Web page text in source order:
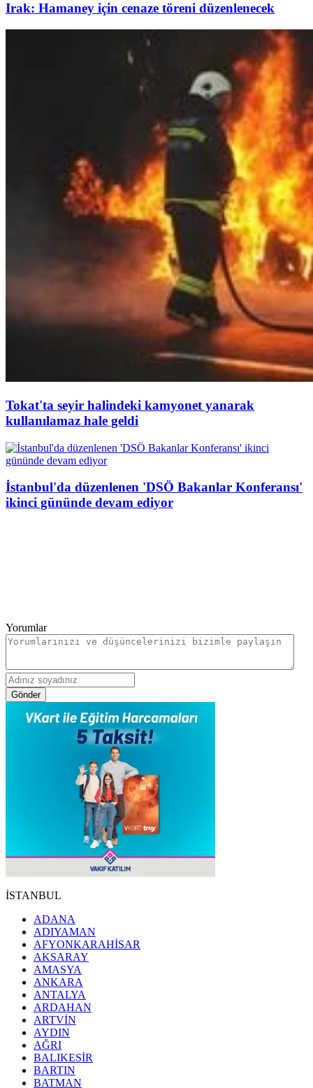
Irak: Hamaney için cenaze töreni düzenlenecek
Tokat'ta seyir halindeki kamyonet yanarak
kullanılamaz hale geldi
İstanbul'da düzenlenen 'DSÖ Bakanlar Konferansı'
ikinci gününde devam ediyor
Yorumlar
Gönder
İSTANBUL
ADANA
ADIYAMAN
AFYONKARAHİSAR
AKSARAY
AMASYA
ANKARA
ANTALYA
ARDAHAN
ARTVİN
AYDIN
AĞRI
BALIKESİR
BARTIN
BATMAN